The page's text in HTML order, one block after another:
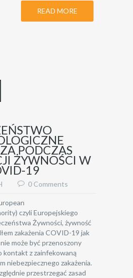
READ MORE
PODCZAS
ŻYWNOŚCI W
19
0 Comments
czyli Europejskiego
Żywności, żywność
zakażenia COVID-19 jak
może być przenoszony
kontakt z zainfekowaną
niebezpiecznego zakażenia.
przestrzegać zasad